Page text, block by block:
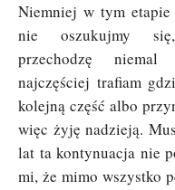
Niemniej w tym etapie
nie oszukujmy się,
przechodzę niemal
najczęściej trafiam
kolejną część albo
więc żyję nadzieją.
lat ta kontynuacja nie
mi, że mimo wszystko